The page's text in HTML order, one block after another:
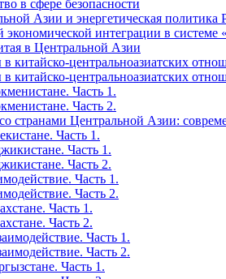
в сфере безопасности
Азии и энергетическая политика
экономической интеграции в
в Центральной Азии
китайско-центральноазиатских
китайско-центральноазиатских
Часть 1.
Часть 2.
странами Центральной Азии:
Часть 1.
Часть 1.
Часть 2.
Часть 1.
Часть 2.
Часть 1.
Часть 2.
Часть 1.
Часть 2.
Часть 1.